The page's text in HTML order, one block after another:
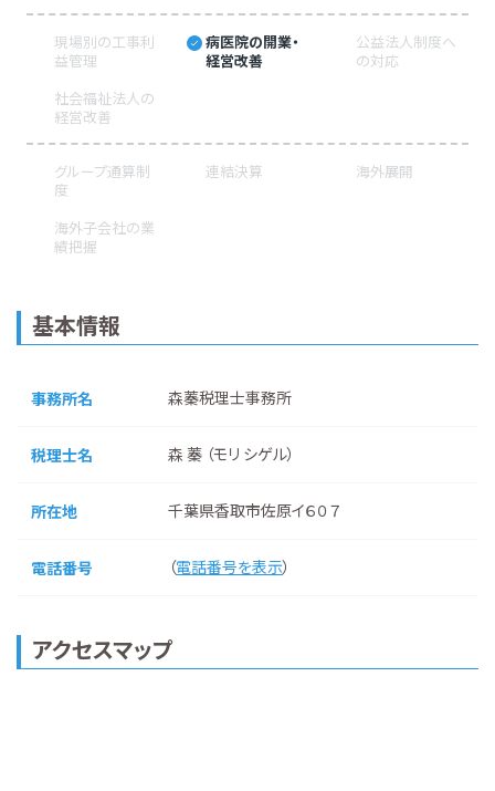
現場別の工事利
益管理
病医院の開業・
経営改善
公益法人制度へ
の対応
社会福祉法人の
経営改善
グループ通算制
度
連結決算 海外展開
海外子会社の業
績把握
基本情報
事務所名 森蓁税理士事務所
税理士名 森 蓁 （モリ シゲル）
所在地 千葉県香取市佐原イ６０７
電話番号 （電話番号を表示）
アクセスマップ